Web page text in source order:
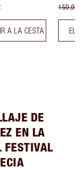
A LA CESTA
150,00
DE
EN LA
FESTIVAL